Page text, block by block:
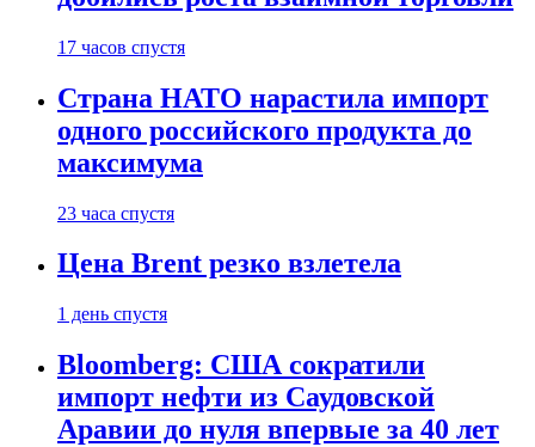
17 часов спустя
Страна НАТО нарастила импорт
одного российского продукта до
максимума
23 часа спустя
Цена Brent резко взлетела
1 день спустя
Bloomberg: США сократили
импорт нефти из Саудовской
Аравии до нуля впервые за 40 лет